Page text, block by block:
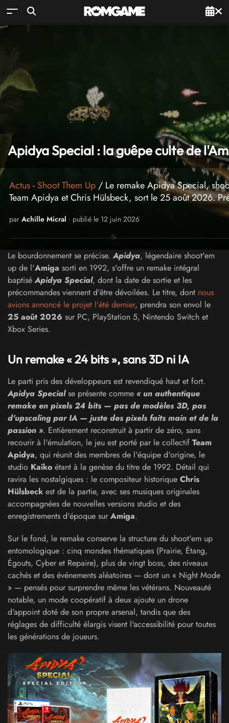
Apidya Special : la guêpe culte de
Actus- Shoot Them Up / Le remake Apidya Special,
Team Apidya et Chris Hülsbeck, sort le 25 août 2026.
par Achille Micral · publié le 12 juin 2026
Le bourdonnement se précise.Apidya, légendaire shoot'em
up de l'Amiga sorti en 1992, s'offre un remake intégral
baptiséApidya Special, dont la date de sortie et les
précommandes viennent d'être dévoilées. Le titre, dont nous
avions annoncé le projet l'été dernier, prendra son envol le
25 août 2026 sur PC, PlayStation 5, Nintendo Switch et
Xbox Series.
Un remake « 24 bits », sans 3D ni IA
Le parti pris des développeurs est revendiqué haut et fort.
Apidya Specialse présente comme « un authentique
remake en pixels 24 bits — pas de modèles 3D, pas
d'upscaling par IA — juste des pixels faits main et de la
passion ». Entièrement reconstruit à partir de zéro, sans
recourir à l'émulation, le jeu est porté par le collectif Team
Apidya, qui réunit des membres de l'équipe d'origine, le
studio Kaiko étant à la genèse du titre de 1992. Détail qui
ravira les nostalgiques : le compositeur historique Chris
Hülsbeck est de la partie, avec ses musiques originales
accompagnées de nouvelles versions studio et des
enregistrements d'époque sur Amiga.
Sur le fond, le remake conserve la structure du shoot'em up
entomologique : cinq mondes thématiques (Prairie, Étang,
Égouts, Cyber et Repaire), plus de vingt boss, des niveaux
cachés et des événements aléatoires — dont un « Night Mode
» — pensés pour surprendre même les vétérans. Nouveauté
notable, un mode coopératif à deux ajoute un drone
d'appoint doté de son propre arsenal, tandis que des
réglages de difficulté élargis visent l'accessibilité pour toutes
les générations de joueurs.